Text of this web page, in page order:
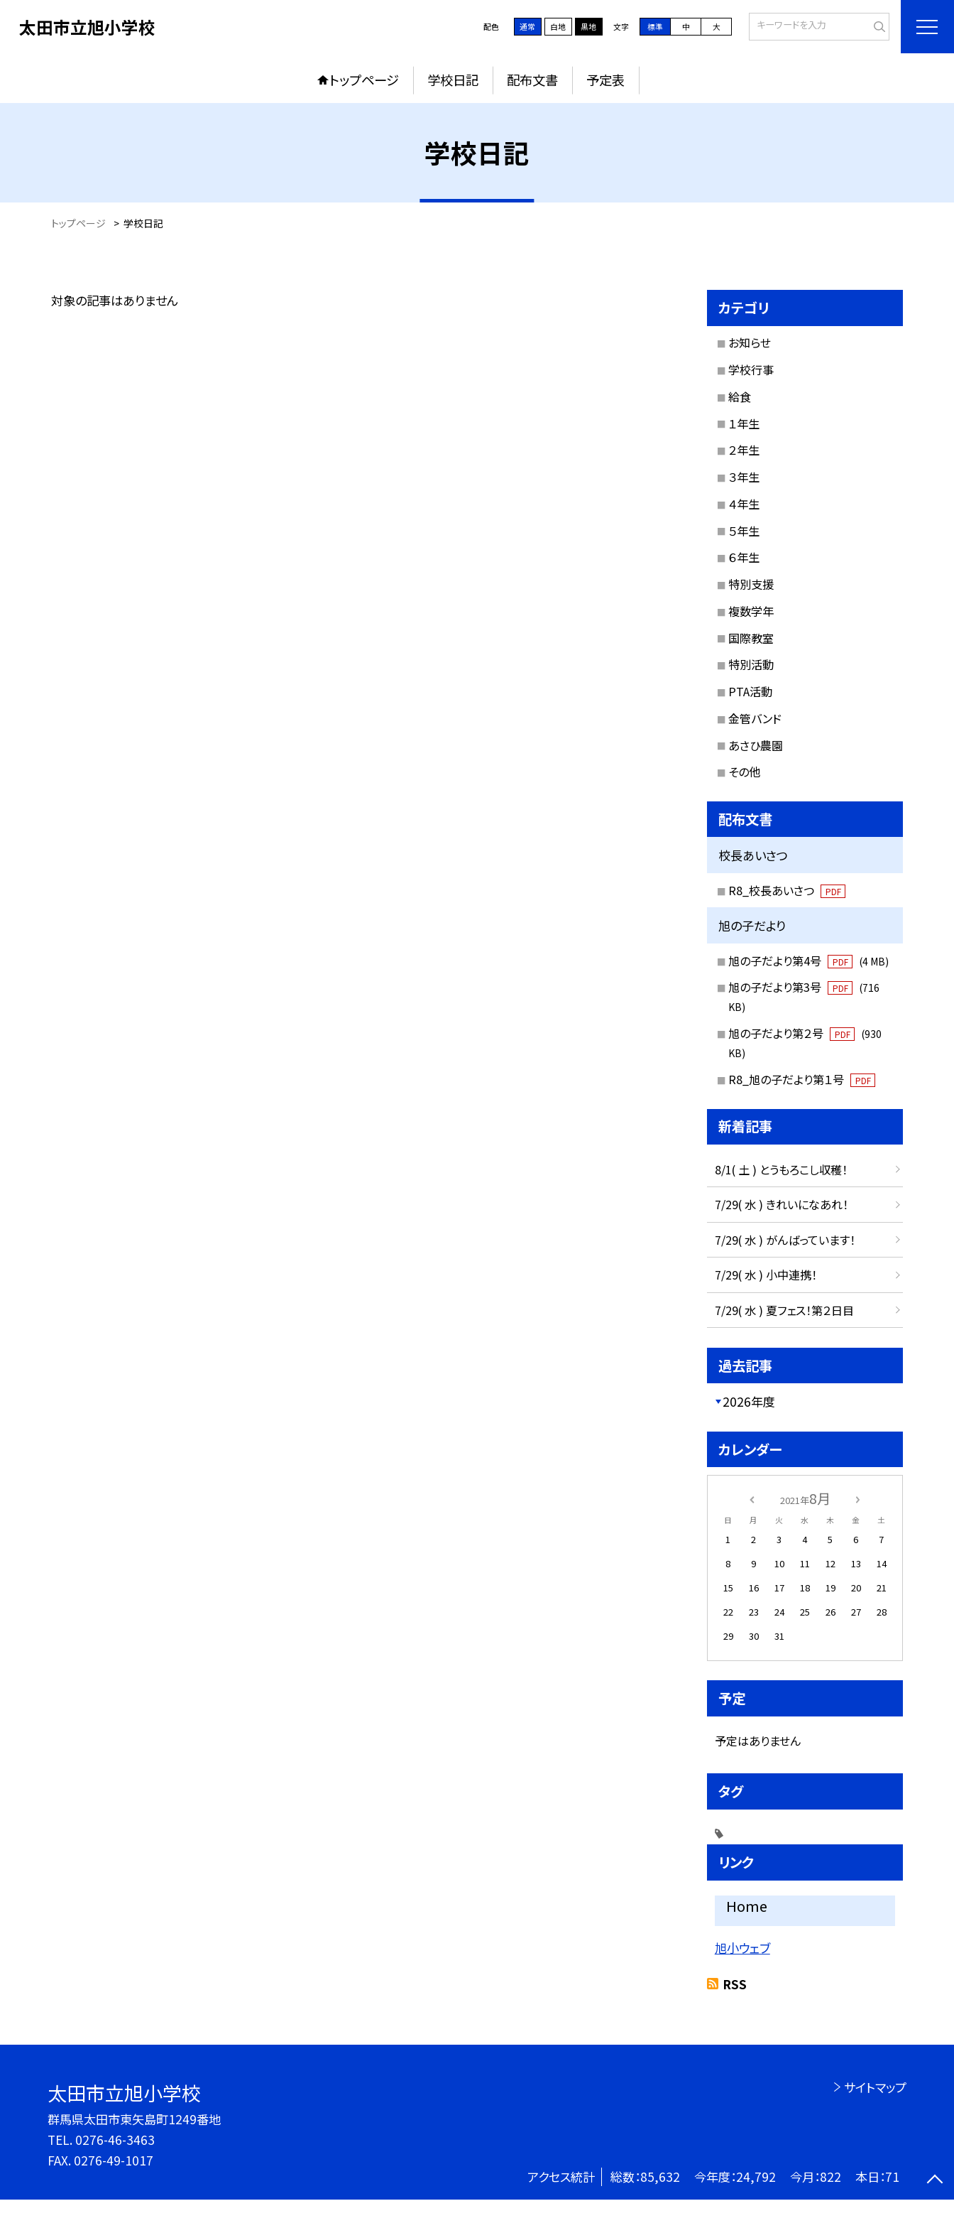
太田市立旭小学校 配色 通常 白地 黒地 文字 標準 中 大
トップページ 学校日記 配布文書 予定表
学校日記
トップページ > 学校日記
対象の記事はありません カテゴリ
お知らせ
学校行事
給食
１年生
２年生
３年生
４年生
５年生
６年生
特別支援
複数学年
国際教室
特別活動
PTA活動
金管バンド
あさひ農園
その他
配布文書
校長あいさつ
R8_校長あいさつ PDF
旭の子だより
旭の子だより第4号 PDF (4 MB)
旭の子だより第3号 PDF
(716
KB)
旭の子だより第２号 PDF
(930
KB)
R8_旭の子だより第１号 PDF
新着記事
8/1( 土 ) とうもろこし収穫！
7/29( 水 ) きれいになあれ！
7/29( 水 ) がんばっています！
7/29( 水 ) 小中連携！
7/29( 水 ) 夏フェス！第２日目
過去記事
2026年度
カレンダー
2021年8月
日 月 火 水 木 金 土
1 2 3 4 5 6
7
8
9 10 11 12 13
14
15
16 17 18 19 20
21
22
23 24 25 26 27
28
29
30 31
予定
予定はありません
タグ
リンク
Home
旭小ウェブ
RSS
太田市立旭小学校
群馬県太田市東矢島町1249番地
TEL. 0276-46-3463
FAX. 0276-49-1017
サイトマップ
アクセス統計 総数：85,632 今年度：24,792 今月：822 本日：71